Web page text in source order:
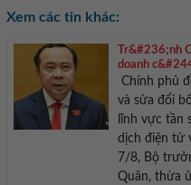
Xem các tin khác:
Tr&#236;nh
doanh
Chính phủ
và sửa đổi
lĩnh vực tần
dịch điện tử
7/8, Bộ
Quân, thừa